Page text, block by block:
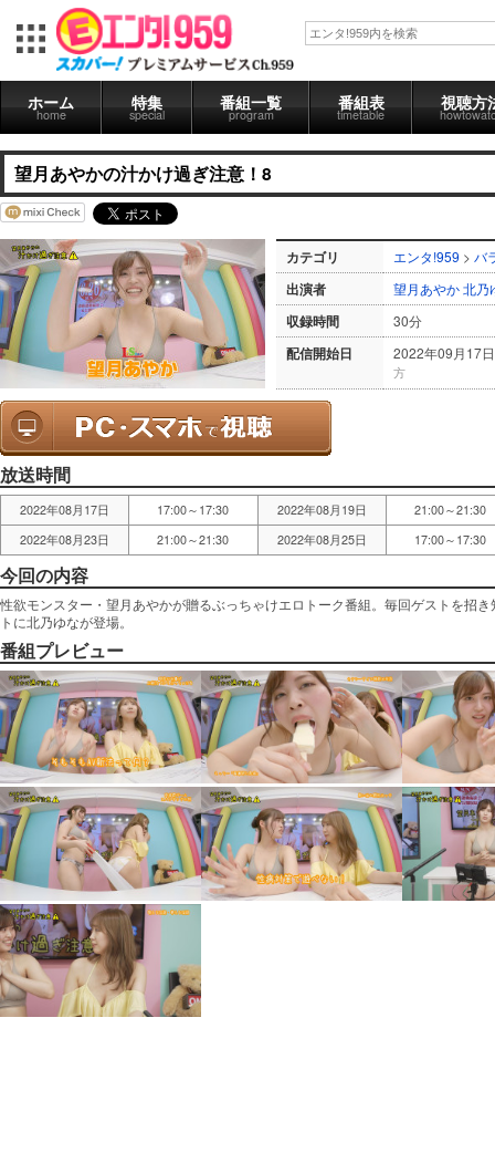
ホーム
home
特集
special
番組一覧
program
番組表
timetable
視聴方
望月あやかの汁かけ過ぎ注意！8
カテゴリ エンタ!959 > バ
出演者 望月あやか北乃
収録時間 30分
配信開始日 2022年09月17日
方
放送時間
2022年08月17日 17:00～17:30 2022年08月19日
21:00～21:30
2022年08月23日
21:00～21:30 2022年08月25日 17:00～17:30
今回の内容
性欲モンスター・望月あやかが贈るぶっちゃけエロトーク番組。毎回ゲストを招
トに北乃ゆなが登場。
番組プレビュー